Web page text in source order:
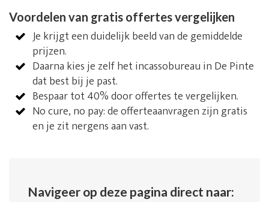
Voordelen van gratis offertes vergelijken
Je krijgt een duidelijk beeld van de gemiddelde
prijzen.
Daarna kies je zelf het incassobureau in De Pinte
dat best bij je past.
Bespaar tot 40% door offertes te vergelijken.
No cure, no pay: de offerteaanvragen zijn gratis
en je zit nergens aan vast.
Navigeer op deze pagina direct naar: